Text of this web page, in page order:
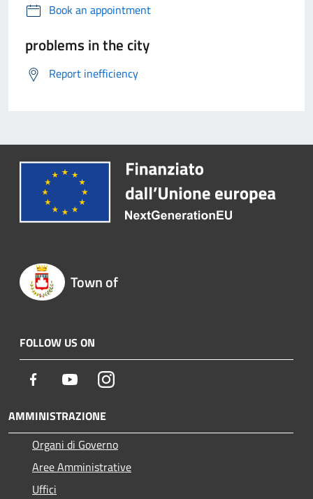
Book an appointment
problems in the city
Report inefficiency
Town of
FOLLOW US ON
Facebook YoutubeInstagram
AMMINISTRAZIONE
Organi di Governo
Aree Amministrative
Uffici